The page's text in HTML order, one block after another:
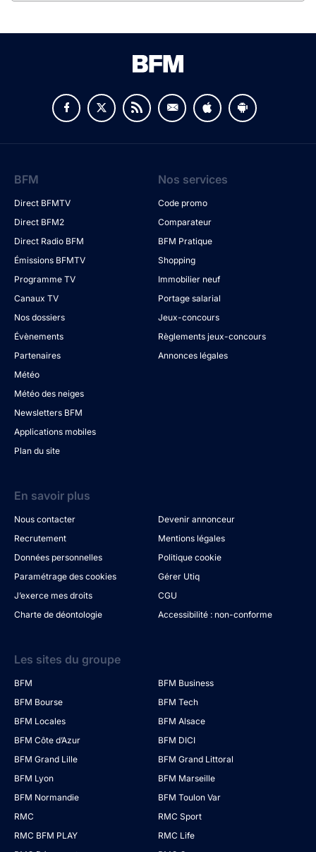
BFM
Direct BFMTV
Direct BFM2
Direct Radio BFM
Émissions BFMTV
Programme TV
Canaux TV
Nos dossiers
Évènements
Partenaires
Météo
Météo des neiges
Newsletters BFM
Applications mobiles
Plan du site
Nos services
Code promo
Comparateur
BFM Pratique
Shopping
Immobilier neuf
Portage salarial
Jeux-concours
Règlements jeux-concours
Annonces légales
En savoir plus
Nous contacter
Devenir annonceur
Recrutement
Mentions légales
Données personnelles
Politique cookie
Paramétrage des cookies
Gérer Utiq
J’exerce mes droits
CGU
Charte de déontologie
Accessibilité : non-conforme
Les sites du groupe
BFM
BFM Business
BFM Bourse
BFM Tech
BFM Locales
BFM Alsace
BFM Côte d’Azur
BFM DICI
BFM Grand Lille
BFM Grand Littoral
BFM Lyon
BFM Marseille
BFM Normandie
BFM Toulon Var
RMC
RMC Sport
RMC BFM PLAY
RMC Life